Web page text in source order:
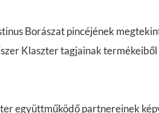
Borászat pincéjének
Klaszter tagjainak
együttműködő partnereinek